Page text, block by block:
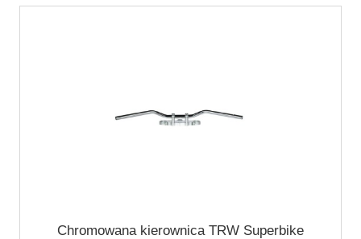
Chromowana kierownica TRW Superbike